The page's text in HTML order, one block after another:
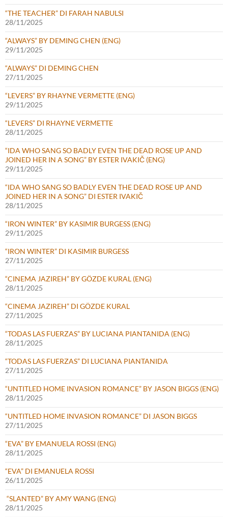
“THE TEACHER” DI FARAH NABULSI
28/11/2025
“ALWAYS” BY DEMING CHEN (ENG)
29/11/2025
“ALWAYS” DI DEMING CHEN
27/11/2025
“LEVERS” BY RHAYNE VERMETTE (ENG)
29/11/2025
“LEVERS” DI RHAYNE VERMETTE
28/11/2025
“IDA WHO SANG SO BADLY EVEN THE DEAD ROSE UP AND
JOINED HER IN A SONG” BY ESTER IVAKIČ (ENG)
29/11/2025
“IDA WHO SANG SO BADLY EVEN THE DEAD ROSE UP AND
JOINED HER IN A SONG” DI ESTER IVAKIČ
28/11/2025
“IRON WINTER” BY KASIMIR BURGESS (ENG)
29/11/2025
“IRON WINTER” DI KASIMIR BURGESS
27/11/2025
“CINEMA JAZIREH” BY GÖZDE KURAL (ENG)
28/11/2025
“CINEMA JAZIREH” DI GÖZDE KURAL
27/11/2025
“TODAS LAS FUERZAS” BY LUCIANA PIANTANIDA (ENG)
28/11/2025
“TODAS LAS FUERZAS” DI LUCIANA PIANTANIDA
27/11/2025
“UNTITLED HOME INVASION ROMANCE” BY JASON BIGGS (ENG)
28/11/2025
“UNTITLED HOME INVASION ROMANCE” DI JASON BIGGS
27/11/2025
“EVA” BY EMANUELA ROSSI (ENG)
28/11/2025
“EVA” DI EMANUELA ROSSI
26/11/2025
“SLANTED” BY AMY WANG (ENG)
28/11/2025